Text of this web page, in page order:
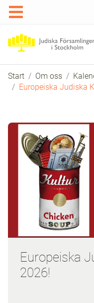
Start Om oss
Europeiska Judiska
Europeiska
2026!